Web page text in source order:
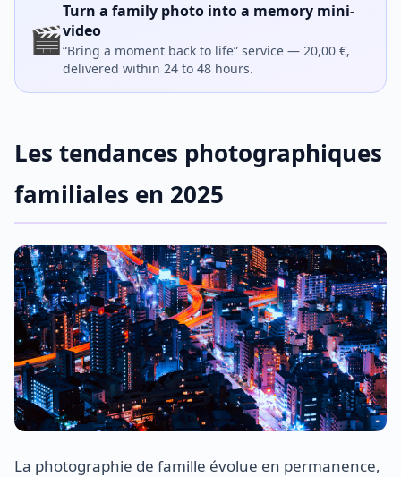
🎬
Turn a family photo into a memory mini-
video
“Bring a moment back to life” service — 20,00 €,
delivered within 24 to 48 hours.
Les tendances photographiques
familiales en 2025
La photographie de famille évolue en permanence,